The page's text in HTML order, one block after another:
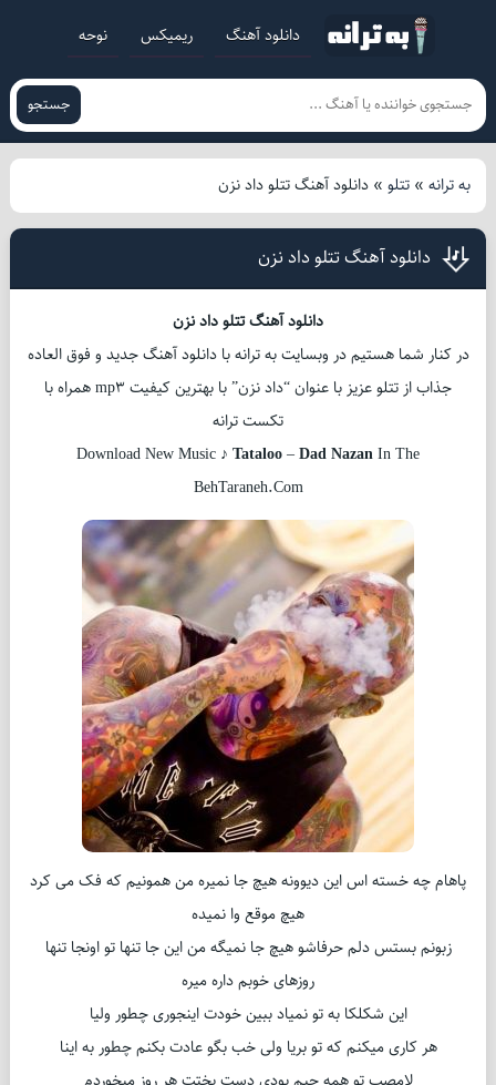
دانلود آهنگ ریمیکس نوحه
جستجو
به ترانه» تتلو» دانلود آهنگ تتلو داد نزن
دانلود آهنگ تتلو داد نزن
دانلود آهنگ تتلو داد نزن
در کنار شما هستیم در وبسایت به ترانه با دانلود آهنگ جدید و فوق العاده
جذاب از تتلو عزیز با عنوان “داد نزن” با بهترین کیفیت mp3 همراه با
تکست ترانه
Download New Music ♪ Tataloo–Dad NazanIn The
BehTaraneh.Com
پاهام چه خسته اس این دیوونه هیچ جا نمیره من همونیم که فک می کرد
هیچ موقع وا نمیده
زبونم بستس دلم حرفاشو هیچ جا نمیگه من این جا تنها تو اونجا تنها
روزهای خوبم داره میره
این شکلکا به تو نمیاد ببین خودت اینجوری چطور ولیا
هر کاری میکنم که تو بریا ولی خب بگو عادت بکنم چطور به اینا